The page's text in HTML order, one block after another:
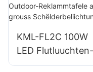
splazbeliichtung
KML-FL2C 100W
LED Flutluuchten-
Liwwerant fir